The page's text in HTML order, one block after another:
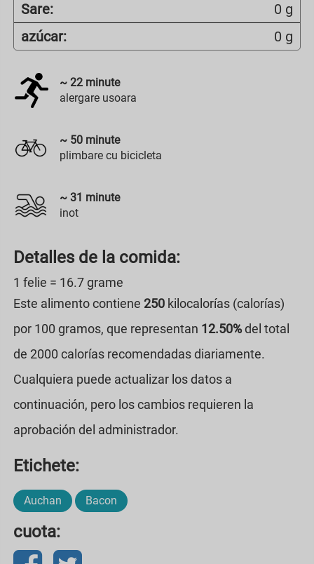
Sare:
0 g
azúcar:
0 g
~ 22 minute
alergare usoara
~ 50 minute
plimbare cu bicicleta
~ 31 minute
inot
Detalles de la comida:
1 felie = 16.7 grame
Este alimento contiene 250 kilocalorías (calorías)
por 100 gramos, que representan 12.50%del total
de 2000 calorías recomendadas diariamente.
Cualquiera puede actualizar los datos a
continuación, pero los cambios requieren la
aprobación del administrador.
Etichete:
Auchan Bacon
cuota: